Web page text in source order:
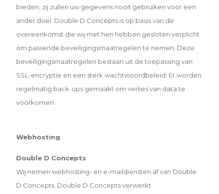
bieden, zij zullen uw gegevens nooit gebruiken voor een
ander doel. Double D Concepts is op basis van de
overeenkomst die wij met hen hebben gesloten verplicht
om passende beveiligingsmaatregelen te nemen. Deze
beveiligingsmaatregelen bestaan uit de toepassing van
SSL-encryptie en een sterk wachtwoordbeleid. Er worden
regelmatig back-ups gemaakt om verlies van data te
voorkomen.
Webhosting
Double D Concepts
Wij nemen webhosting- en e-maildiensten af van Double
D Concepts. Double D Concepts verwerkt